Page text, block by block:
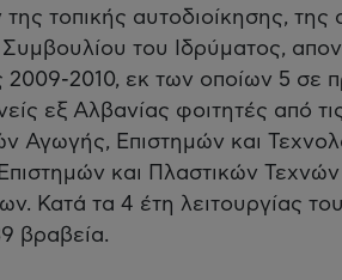
τοπικής αυτοδιοίκησης, της
του Ιδρύματος,
2009-2010, εκ των οποίων 5 σε
εξ Αλβανίας φοιτητές από
Αγωγής, Επιστημών και
και Πλαστικών
Κατά τα 4 έτη λειτουργίας
βραβεία.